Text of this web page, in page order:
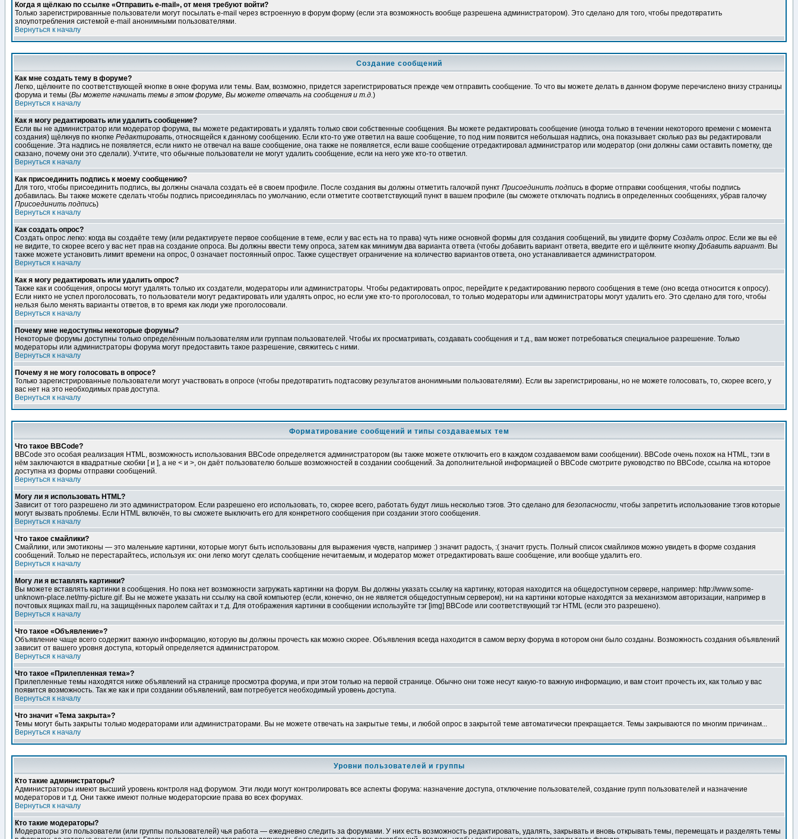
Когда я щёлкаю по ссылке «Отправить e-mail», от меня требуют войти?
Только зарегистрированные пользователи могут посылать e-mail через встроенную в форум форму (если эта возможность вообще разрешена администратором). Это сделано для того, чтобы предотвратить
злоупотребления системой e-mail анонимными пользователями.
Вернуться к началу
Создание сообщений
Как мне создать тему в форуме?
Легко, щёлкните по соответствующей кнопке в окне форума или темы. Вам, возможно, придется зарегистрироваться прежде чем отправить сообщение. То что вы можете делать в данном форуме перечислено внизу страницы
форума и темы (Вы можете начинать темы в этом форуме, Вы можете отвечать на сообщения и т.д.)
Вернуться к началу
Как я могу редактировать или удалить сообщение?
Если вы не администратор или модератор форума, вы можете редактировать и удалять только свои собственные сообщения. Вы можете редактировать сообщение (иногда только в течении некоторого времени с момента
создания) щёлкнув по кнопке Редактировать, относящейся к данному сообщению. Если кто-то уже ответил на ваше сообщение, то под ним появится небольшая надпись, она показывает сколько раз вы редактировали
сообщение. Эта надпись не появляется, если никто не отвечал на ваше сообщение, она также не появляется, если ваше сообщение отредактировал администратор или модератор (они должны сами оставить пометку, где
сказано, почему они это сделали). Учтите, что обычные пользователи не могут удалить сообщение, если на него уже кто-то ответил.
Вернуться к началу
Как присоединить подпись к моему сообщению?
Для того, чтобы присоединить подпись, вы должны сначала создать её в своем профиле. После создания вы должны отметить галочкой пункт Присоединить подпись в форме отправки сообщения, чтобы подпись
добавилась. Вы также можете сделать чтобы подпись присоединялась по умолчанию, если отметите соответствующий пункт в вашем профиле (вы сможете отключать подпись в определенных сообщениях, убрав галочку
Присоединить подпись)
Вернуться к началу
Как создать опрос?
Создать опрос легко: когда вы создаёте тему (или редактируете первое сообщение в теме, если у вас есть на то права) чуть ниже основной формы для создания сообщений, вы увидите форму Создать опрос. Если же вы её
не видите, то скорее всего у вас нет прав на создание опроса. Вы должны ввести тему опроса, затем как минимум два варианта ответа (чтобы добавить вариант ответа, введите его и щёлкните кнопкуДобавить вариант. Вы
также можете установить лимит времени на опрос, 0 означает постоянный опрос. Также существует ограничение на количество вариантов ответа, оно устанавливается администратором.
Вернуться к началу
Как я могу редактировать или удалить опрос?
Также как и сообщения, опросы могут удалять только их создатели, модераторы или администраторы. Чтобы редактировать опрос, перейдите к редактированию первого сообщения в теме (оно всегда относится к опросу).
Если никто не успел проголосовать, то пользователи могут редактировать или удалять опрос, но если уже кто-то проголосовал, то только модераторы или администраторы могут удалить его. Это сделано для того, чтобы
нельзя было менять варианты ответов, в то время как люди уже проголосовали.
Вернуться к началу
Почему мне недоступны некоторые форумы?
Некоторые форумы доступны только определённым пользователям или группам пользователей. Чтобы их просматривать, создавать сообщения и т.д., вам может потребоваться специальное разрешение. Только
модераторы или администраторы форума могут предоставить такое разрешение, свяжитесь с ними.
Вернуться к началу
Почему я не могу голосовать в опросе?
Только зарегистрированные пользователи могут участвовать в опросе (чтобы предотвратить подтасовку результатов анонимными пользователями). Если вы зарегистрированы, но не можете голосовать, то, скорее всего, у
вас нет на это необходимых прав доступа.
Вернуться к началу
Форматирование сообщений и типы создаваемых тем
Что такое BBCode?
BBCode это особая реализация HTML, возможность использования BBCode определяется администратором (вы также можете отключить его в каждом создаваемом вами сообщении). BBCode очень похож на HTML, тэги в
нём заключаются в квадратные скобки [ и ], а не < и >, он даёт пользователю больше возможностей в создании сообщений. За дополнительной информацией о BBCode смотрите руководство по BBCode, ссылка на которое
доступна из формы отправки сообщений.
Вернуться к началу
Могу ли я использовать HTML?
Зависит от того разрешено ли это администратором. Если разрешено его использовать, то, скорее всего, работать будут лишь несколько тэгов. Это сделано для безопасности, чтобы запретить использование тэгов которые
могут вызвать проблемы. Если HTML включён, то вы сможете выключить его для конкретного сообщения при создании этого сообщения.
Вернуться к началу
Что такое смайлики?
Смайлики, или эмотиконы — это маленькие картинки, которые могут быть использованы для выражения чувств, например :) значит радость, :( значит грусть. Полный список смайликов можно увидеть в форме создания
сообщений. Только не перестарайтесь, используя их: они легко могут сделать сообщение нечитаемым, и модератор может отредактировать ваше сообщение, или вообще удалить его.
Вернуться к началу
Могу ли я вставлять картинки?
Вы можете вставлять картинки в сообщения. Но пока нет возможности загружать картинки на форум. Вы должны указать ссылку на картинку, которая находится на общедоступном сервере, например: http://www.some-
unknown-place.net/my-picture.gif. Вы не можете указать ни ссылку на свой компьютер (если, конечно, он не является общедоступным сервером), ни на картинки которые находятся за механизмом авторизации, например в
почтовых ящиках mail.ru, на защищённых паролем сайтах и т.д. Для отображения картинки в сообщении используйте тэг [img] BBCode или соответствующий тэг HTML (если это разрешено).
Вернуться к началу
Что такое «Объявление»?
Объявление чаще всего содержит важную информацию, которую вы должны прочесть как можно скорее. Объявления всегда находится в самом верху форума в котором они было созданы. Возможность создания объявлений
зависит от вашего уровня доступа, который определяется администратором.
Вернуться к началу
Что такое «Прилепленная тема»?
Прилепленные темы находятся ниже объявлений на странице просмотра форума, и при этом только на первой странице. Обычно они тоже несут какую-то важную информацию, и вам стоит прочесть их, как только у вас
появится возможность. Так же как и при создании объявлений, вам потребуется необходимый уровень доступа.
Вернуться к началу
Что значит «Тема закрыта»?
Темы могут быть закрыты только модераторами или администраторами. Вы не можете отвечать на закрытые темы, и любой опрос в закрытой теме автоматически прекращается. Темы закрываются по многим причинам...
Вернуться к началу
Уровни пользователей и группы
Кто такие администраторы?
Администраторы имеют высший уровень контроля над форумом. Эти люди могут контролировать все аспекты форума: назначение доступа, отключение пользователей, создание групп пользователей и назначение
модераторов и т.д. Они также имеют полные модераторские права во всех форумах.
Вернуться к началу
Кто такие модераторы?
Модераторы это пользователи (или группы пользователей) чья работа — ежедневно следить за форумами. У них есть возможность редактировать, удалять, закрывать и вновь открывать темы, перемещать и разделять темы